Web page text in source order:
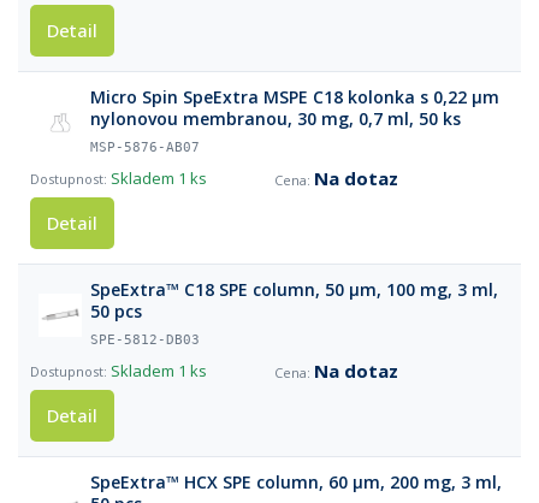
Detail
Micro Spin SpeExtra MSPE C18 kolonka s 0,22 µm
nylonovou membranou, 30 mg, 0,7 ml, 50 ks
MSP-5876-AB07
Skladem 1 ks
Na dotaz
Detail
SpeExtra™ C18 SPE column, 50 µm, 100 mg, 3 ml,
50 pcs
SPE-5812-DB03
Skladem 1 ks
Na dotaz
Detail
SpeExtra™ HCX SPE column, 60 µm, 200 mg, 3 ml,